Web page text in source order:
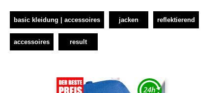
basic kleidung | accessoires jacken reflektierend
accessoires result